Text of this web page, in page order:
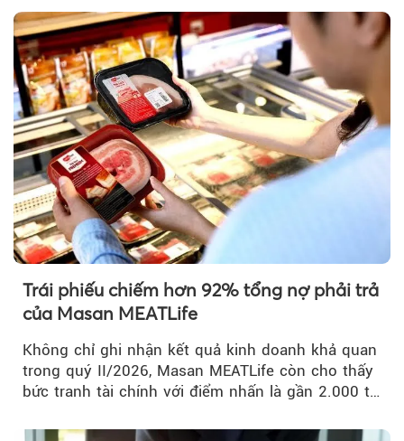
Trái phiếu chiếm hơn 92% tổng nợ phải trả
của Masan MEATLife
Không chỉ ghi nhận kết quả kinh doanh khả quan
trong quý II/2026, Masan MEATLife còn cho thấy
bức tranh tài chính với điểm nhấn là gần 2.000 tỷ